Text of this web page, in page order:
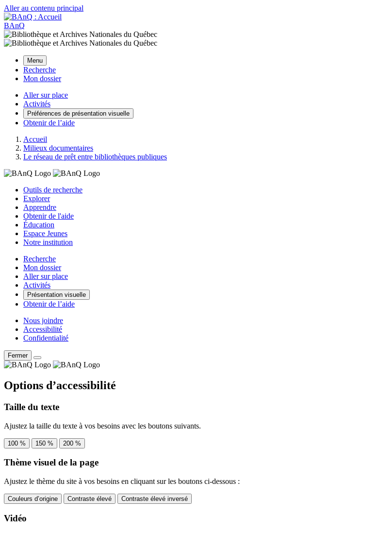
Aller au contenu principal
BAnQ
Menu
Recherche
Mon dossier
Aller sur place
Activités
Préférences de présentation visuelle
Obtenir de l’aide
Accueil
Milieux documentaires
Le réseau de prêt entre bibliothèques publiques
Outils de recherche
Explorer
Apprendre
Obtenir de l'aide
Éducation
Espace Jeunes
Notre institution
Recherche
Mon dossier
Aller sur place
Activités
Présentation visuelle
Obtenir de l’aide
Nous joindre
Accessibilité
Confidentialité
Fermer
Options d’accessibilité
Taille du texte
Ajustez la taille du texte à vos besoins avec les boutons suivants.
100 % 150 % 200 %
Thème visuel de la page
Ajustez le thème du site à vos besoins en cliquant sur les boutons ci-dessous :
Couleurs d’origine Contraste élevé Contraste élevé inversé
Vidéo